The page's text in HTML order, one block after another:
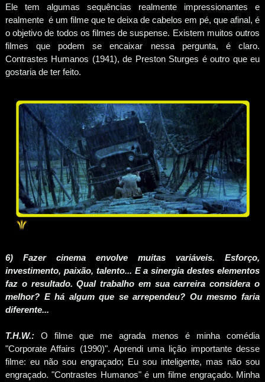
Ele tem algumas sequências realmente impressionantes e
realmente é um filme que te deixa de cabelos em pé, que afinal, é
o objetivo de todos os filmes de suspense. Existem muitos outros
filmes que podem se encaixar nessa pergunta, é claro.
Contrastes Humanos (1941), de Preston Sturges é outro que eu
gostaria de ter feito.
6) Fazer cinema envolve muitas variáveis. Esforço,
investimento, paixão, talento... E a sinergia destes elementos
faz o resultado. Qual trabalho em sua carreira considera o
melhor? E há algum que se arrependeu? Ou mesmo faria
diferente...
T.H.W.: O filme que me agrada menos é minha comédia
"Corporate Affairs (1990)". Aprendi uma lição importante desse
filme: eu não sou engraçado; Eu sou inteligente, mas não sou
engraçado. "Contrastes Humanos" é um filme engraçado. Minha